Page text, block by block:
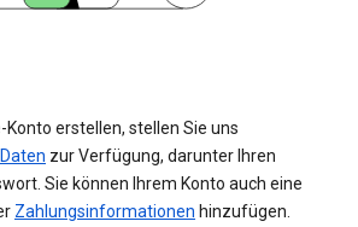
Konto erstellen, stellen Sie uns
zur Verfügung, darunter Ihren
Sie können Ihrem Konto auch eine
Zahlungsinformationen hinzufügen.